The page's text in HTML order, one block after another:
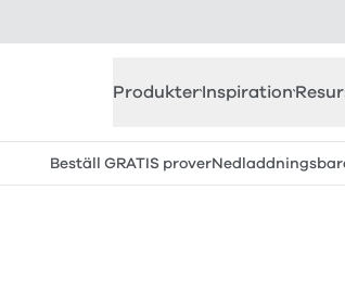
ProdukterInspiration
Beställ GRATIS prover